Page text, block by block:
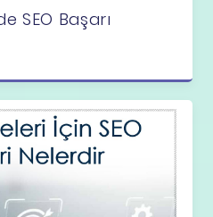
SEO Başarı